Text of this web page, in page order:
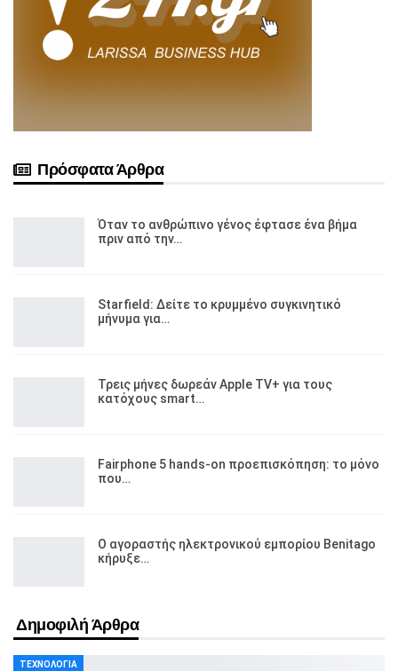
Πρόσφατα Άρθρα
Όταν το ανθρώπινο γένος έφτασε ένα βήμα
πριν από την…
Starfield: Δείτε το κρυμμένο συγκινητικό
μήνυμα για…
Τρεις μήνες δωρεάν Apple TV+ για τους
κατόχους smart…
Fairphone 5 hands-on προεπισκόπηση: το μόνο
που…
Ο αγοραστής ηλεκτρονικού εμπορίου Benitago
κήρυξε…
Δημοφιλή Άρθρα
ΤΕΧΝΟΛΟΓΊΑ